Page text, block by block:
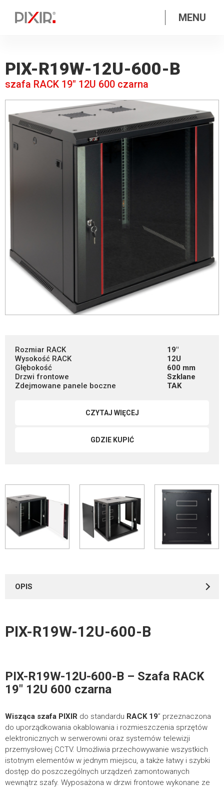
MENU
PIX-R19W-12U-600-B
szafa RACK 19″ 12U 600 czarna
Rozmiar RACK
19"
Wysokość RACK
12U
Głębokość
600 mm
Drzwi frontowe
Szklane
Zdejmowane panele boczne
TAK
CZYTAJ WIĘCEJ
GDZIE KUPIĆ
OPIS
PIX-R19W-12U-600-B
PIX-R19W-12U-600-B – Szafa RACK
19″ 12U 600 czarna
Wisząca szafa PIXIR do standardu RACK 19” przeznaczona
do uporządkowania okablowania i rozmieszczenia sprzętów
elektronicznych w serwerowni oraz systemów telewizji
przemysłowej CCTV. Umożliwia przechowywanie wszystkich
istotnym elementów w jednym miejscu, a także łatwy i szybki
dostęp do poszczególnych urządzeń zamontowanych
wewnątrz szafy. Wyposażona w drzwi frontowe wykonane ze
Instrukcje
Certyfikaty
Szafy wiszące – Certyfikat CE 332.39KB
POBIERZ
FIRMA
TELEFON KONTAKTOWY